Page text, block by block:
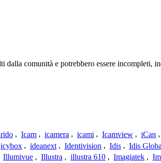
comunità e potrebbero essere incompleti,
, Icam , icamera , icami , Icamview , iCan ,
icybox , ideanext , Identivision , Idis , Idis
Illumivue , Illustra , illustra 610 , Imagiatek ,